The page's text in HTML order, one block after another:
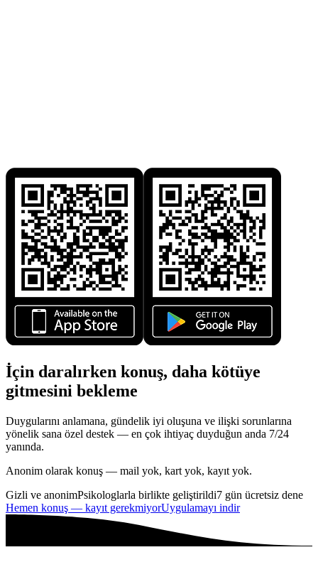
İçin daralırken konuş, daha kötüye
gitmesini bekleme
Duygularını anlamana, gündelik iyi oluşuna ve ilişki sorunlarına
yönelik sana özel destek — en çok ihtiyaç duyduğun anda 7/24
yanında.
Anonim olarak konuş — mail yok, kart yok, kayıt yok.
Gizli ve anonimPsikologlarla birlikte geliştirildi7 gün ücretsiz dene
Hemen konuş — kayıt gerekmiyorUygulamayı indir